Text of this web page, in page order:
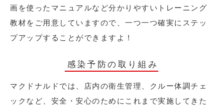
画を使ったマニュアルなど分かりやすいトレーニング
教材をご用意していますので、一つ一つ確実にステッ
プアップすることができますよ！
感染予防の取り組み
マクドナルドでは、店内の衛生管理、クルー体調チェ
ックなど、安全・安心のためにこれまで実施してきた